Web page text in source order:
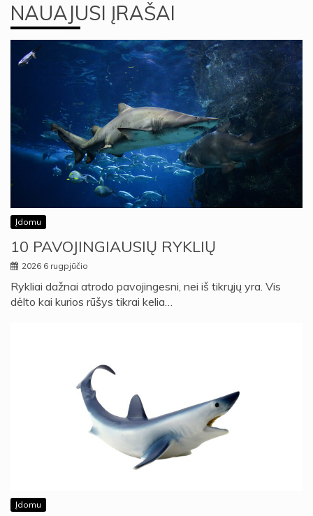
NAUAJUSI ĮRAŠAI
Įdomu
10 PAVOJINGIAUSIŲ RYKLIŲ
2026 6 rugpjūčio
Rykliai dažnai atrodo pavojingesni, nei iš tikrųjų yra. Vis
dėlto kai kurios rūšys tikrai kelia…
Įdomu